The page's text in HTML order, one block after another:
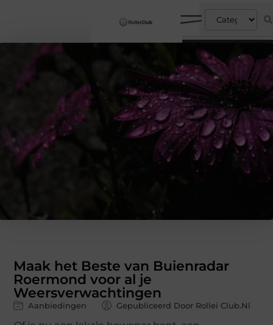
Maak het Beste van Buienradar
Roermond voor al je
Weersverwachtingen
Aanbiedingen Gepubliceerd Door Rollei Club.nl